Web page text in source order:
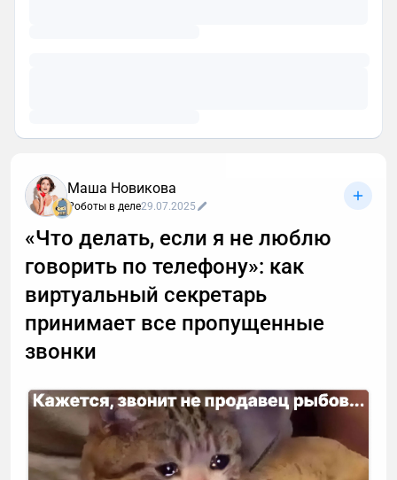
Маша Новикова
Роботы в деле29.07.2025
«Что делать, если я не люблю
говорить по телефону»: как
виртуальный секретарь
принимает все пропущенные
звонки